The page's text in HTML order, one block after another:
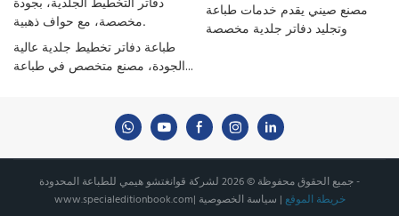
طباعة دفاتر تخطيط جلدية عالية
الجودة، مصنع متخصص في طباعة
مصنع صيني يقدم خدمات طباعة
وتجليد دفاتر جلدية مخصصة
جميع الحقوق محفوظة © 2026 لشركة قوانغتشو هيمي للطباعة المحدودة -
www.specialeditionbook.com| خريطة الموقع | سياسة الخصوصية